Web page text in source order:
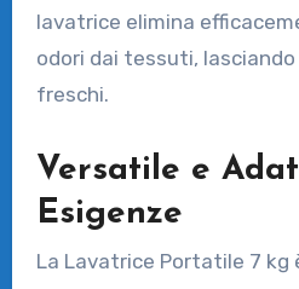
lavatrice elimina
odori dai tessuti,
freschi.
Versatile e
Esigenze
La Lavatrice Portatile 7 kg